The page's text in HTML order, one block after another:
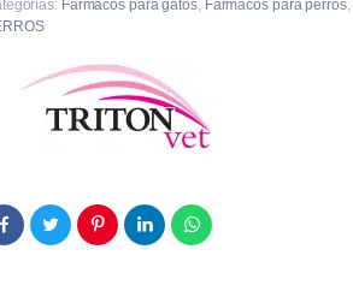
Fármacos para gatos, Fármacos para perros,